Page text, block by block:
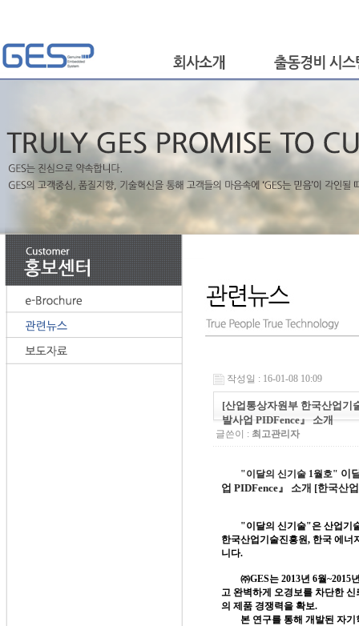
작성일 : 16-01-08 10:09
[산업통상자원부 한국산업기
발사업 PIDFence』 소개
글쓴이 : 최고관리자
"이달의 신기술 1월호" 이
업 PIDFence』 소개 [한국산
"이달의 신기술"은 산업기
한국산업기술진흥원, 한국 에너
니다.
㈜GES는 2013년 6월~2015
고 완벽하게 오경보를 차단한
의 제품 경쟁력을 확보.
본 연구를 통해 개발된 자